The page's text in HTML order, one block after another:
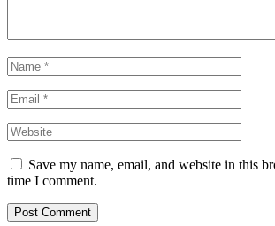
Save my name, email, and website in this
time I comment.